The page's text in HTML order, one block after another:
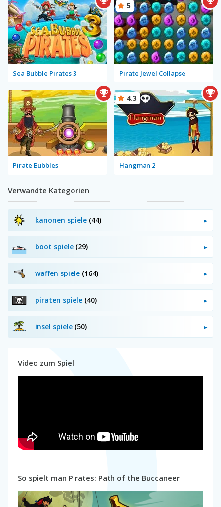
Sea Bubble Pirates 3 Pirate Jewel Collapse
5
Pirate Bubbles Hangman 2
4.3
Verwandte Kategorien
kanonen spiele (44)
boot spiele (29)
waffen spiele (164)
piraten spiele (40)
insel spiele (50)
Video zum Spiel
So spielt man Pirates: Path of the Buccaneer